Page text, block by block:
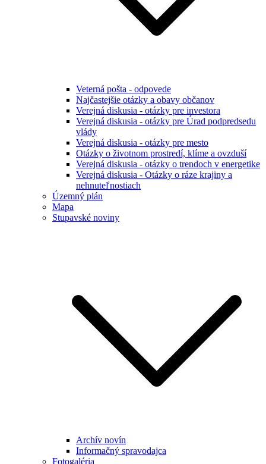
Veterná pošta - odpovede
Najčastejšie otázky a obavy občanov
Verejná diskusia - otázky pre investora
Verejná diskusia - otázky pre Úrad podpredsedu
vlády
Verejná diskusia - otázky pre mesto
Otázky o životnom prostredí, klíme a ovzduší
Verejná diskusia - otázky o trendoch v energetike
Verejná diskusia - Otázky o ráze krajiny a
nehnuteľnostiach
Územný plán
Mapa
Stupavské noviny
Archív novín
Informačný spravodajca
Fotogaléria